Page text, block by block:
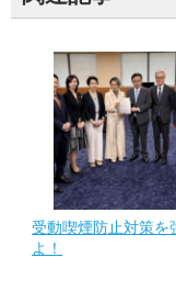
受動喫煙防止対策を
よ！